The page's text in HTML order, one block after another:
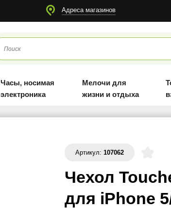
Адреса магазинов
Часы, носимая
электроника
Мелочи для
жизни и отдыха
Артикул:107062
Чехол
для iPhone